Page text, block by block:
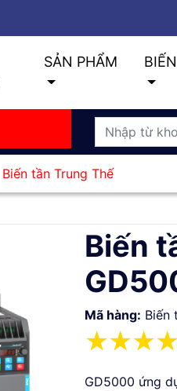
SẢN PHẨM
Biến tần Trung Thế
Biến
Mã hàng: Biến
☆
☆
☆
☆
GD5000 ứng